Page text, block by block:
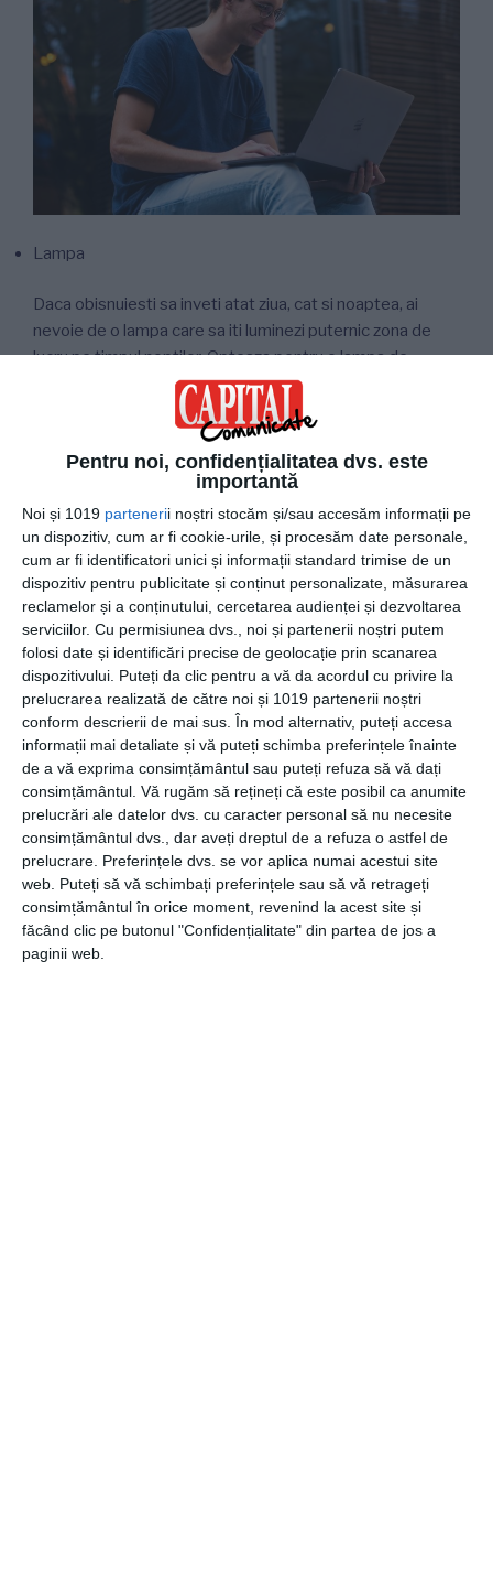
Pentru noi, confidențialitatea dvs. este
importantă
Noi și 1019 partenerii noștri stocăm și/sau accesăm informații pe
un dispozitiv, cum ar fi cookie-urile, și procesăm date personale,
cum ar fi identificatori unici și informații standard trimise de un
dispozitiv pentru publicitate și conținut personalizate, măsurarea
reclamelor și a conținutului, cercetarea audienței și dezvoltarea
serviciilor. Cu permisiunea dvs., noi și partenerii noștri putem
folosi date și identificări precise de geolocație prin scanarea
dispozitivului. Puteți da clic pentru a vă da acordul cu privire la
prelucrarea realizată de către noi și 1019 partenerii noștri
conform descrierii de mai sus. În mod alternativ, puteți accesa
informații mai detaliate și vă puteți schimba preferințele înainte
de a vă exprima consimțământul sau puteți refuza să vă dați
consimțământul. Vă rugăm să rețineți că este posibil ca anumite
prelucrări ale datelor dvs. cu caracter personal să nu necesite
consimțământul dvs., dar aveți dreptul de a refuza o astfel de
prelucrare. Preferințele dvs. se vor aplica numai acestui site
web. Puteți să vă schimbați preferințele sau să vă retrageți
consimțământul în orice moment, revenind la acest site și
făcând clic pe butonul "Confidențialitate" din partea de jos a
paginii web.
Lampa
Daca obisnuiesti sa inveti atat ziua, cat si noaptea, ai
nevoie de o lampa care sa iti luminezi puternic zona de
lucru pe timpul noptilor. Opteaza pentru o lampa de
calitate superioara, cu mai multe leduri, pliabila, de
dimensiuni mici si usor de folosit.
Ai grija, insa, cum o folosesti, pentru a nu deranja colegii
de camera cu lumina, in timpul in care acestia vor sa
doarma.
Semn de carte
Daca iti place sa inveti, cu siguranta citesti foarte multe
carti. Alege sa porti mereu cu tine un semn de carte din
lemn sau dintr-un alt material bun. In felul acesta, poti
retine intotdeauna care sunt paginile la care ramai, in
momentul,in care citesti carti de specialitate.
Exista pe piata foarte multe modele de semne de carte
premium, asa ca ai de unde alege un model care sa te
satisfaca in totalitate si care sa nu se rupa cu rapiditate.
Cafea
Ca sa investi mult, ai nevoie de energie, iar aceasta poate
fi obtinuta adesea prin intermediul cafelei. Asigura-te ca